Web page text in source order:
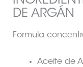
DE ARGÁN
Formula
Aceite de